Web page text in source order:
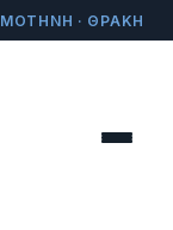
· ΘΡΑΚΗ